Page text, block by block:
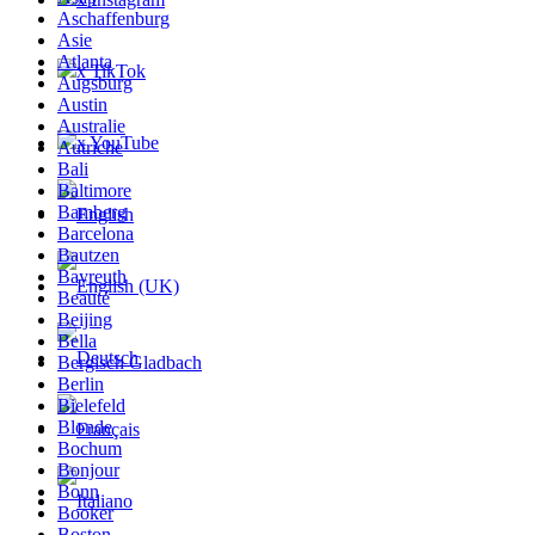
x TikTok
x YouTube
Aschaffenburg
Asie
Atlanta
Augsburg
Austin
Australie
Autriche
Bali
Baltimore
Bamberg
Barcelona
Bautzen
Bayreuth
Beauté
Beijing
Bella
Bergisch Gladbach
Berlin
Bielefeld
Blonde
Bochum
Bonjour
Bonn
Booker